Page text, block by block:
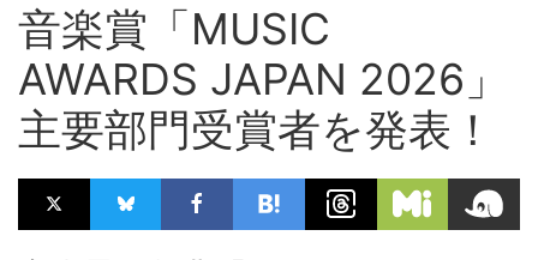
音楽賞「MUSIC
AWARDS JAPAN 2026」
主要部門受賞者を発表！